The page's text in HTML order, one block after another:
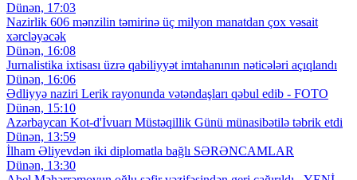
Dünən, 17:03
Nazirlik 606 mənzilin təmirinə üç milyon manatdan çox vəsait
xərcləyəcək
Dünən, 16:08
Jurnalistika ixtisası üzrə qabiliyyət imtahanının nəticələri açıqlandı
Dünən, 16:06
Ədliyyə naziri Lerik rayonunda vətəndaşları qəbul edib - FOTO
Dünən, 15:10
Azərbaycan Kot-d'İvuarı Müstəqillik Günü münasibətilə təbrik etdi
Dünən, 13:59
İlham Əliyevdən iki diplomatla bağlı SƏRƏNCAMLAR
Dünən, 13:30